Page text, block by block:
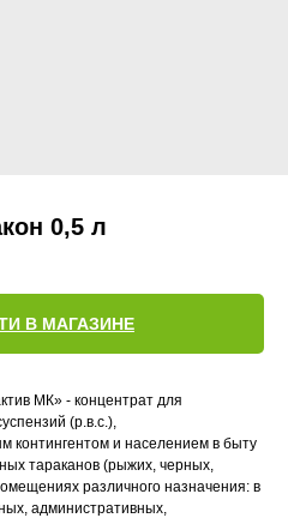
0,5 л
В МАГАЗИНЕ
МК» - концентрат для
(р.в.с.),
и населением в быту
тараканов (рыжих, черных,
различного назначения: в
административных,